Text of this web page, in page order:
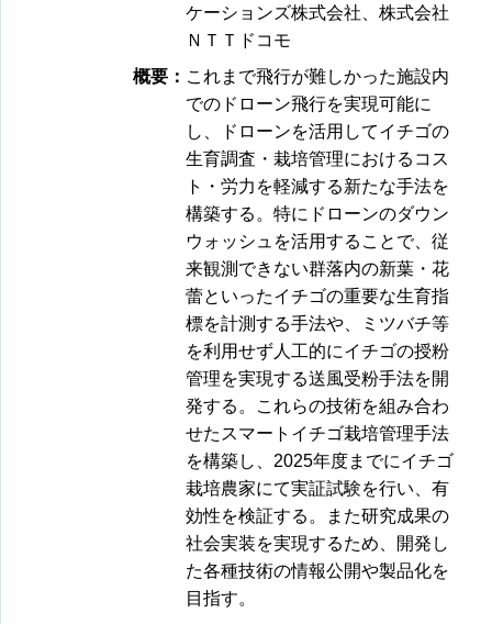
ケーションズ株式会社、株式会社
ＮＴＴドコモ
概要： これまで飛行が難しかった施設内
でのドローン飛行を実現可能に
し、ドローンを活用してイチゴの
生育調査・栽培管理におけるコス
ト・労力を軽減する新たな手法を
構築する。特にドローンのダウン
ウォッシュを活用することで、従
来観測できない群落内の新葉・花
蕾といったイチゴの重要な生育指
標を計測する手法や、ミツバチ等
を利用せず人工的にイチゴの授粉
管理を実現する送風受粉手法を開
発する。これらの技術を組み合わ
せたスマートイチゴ栽培管理手法
を構築し、2025年度までにイチゴ
栽培農家にて実証試験を行い、有
効性を検証する。また研究成果の
社会実装を実現するため、開発し
た各種技術の情報公開や製品化を
目指す。